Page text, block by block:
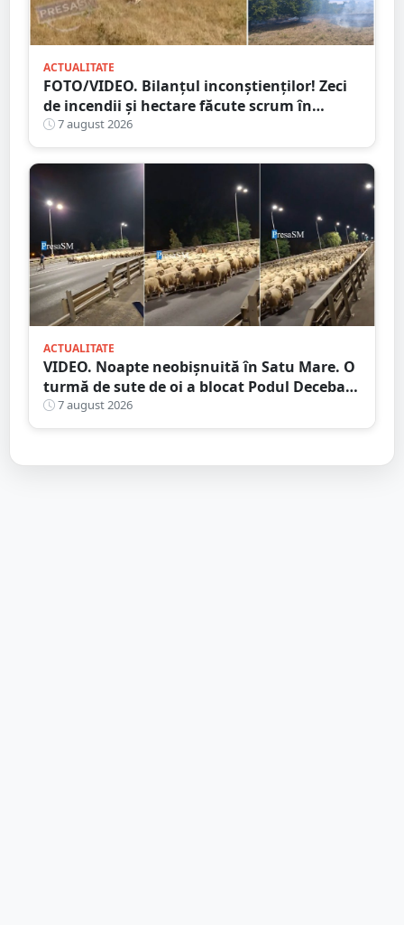
ACTUALITATE
FOTO/VIDEO. Bilanțul inconștienților! Zeci
de incendii și hectare făcute scrum în
județul Satu Mare
7 august 2026
ACTUALITATE
VIDEO. Noapte neobișnuită în Satu Mare. O
turmă de sute de oi a blocat Podul Decebal.
Gest de apreciat al ciobanului
7 august 2026